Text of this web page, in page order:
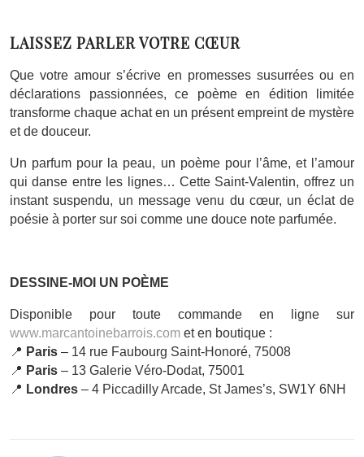
LAISSEZ PARLER VOTRE CŒUR
Que votre amour s’écrive en promesses susurrées ou en
déclarations passionnées, ce poème en édition limitée
transforme chaque achat en un présent empreint de mystère
et de douceur.
Un parfum pour la peau, un poème pour l’âme, et l’amour
qui danse entre les lignes… Cette Saint-Valentin, offrez un
instant suspendu, un message venu du cœur, un éclat de
poésie à porter sur soi comme une douce note parfumée.
DESSINE-MOI UN POÈME
Disponible pour toute commande en ligne sur
www.marcantoinebarrois.com et en boutique :
📍 Paris – 14 rue Faubourg Saint-Honoré, 75008
📍 Paris – 13 Galerie Véro-Dodat, 75001
📍 Londres – 4 Piccadilly Arcade, St James’s, SW1Y 6NH